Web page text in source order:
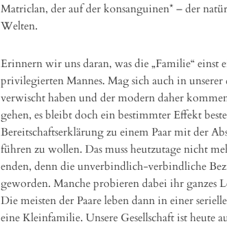
Matriclan, der auf der konsanguinen* – der
Welten.
Erinnern wir uns daran, was die „Familie“ einst
privilegierten Mannes. Mag sich auch in
verwischt haben und der modern daher
gehen, es bleibt doch ein bestimmter Effekt
Bereitschaftserklärung zu einem Paar mit der
führen zu wollen. Das muss heutzutage nicht
enden, denn die unverbindlich-verbindliche
geworden. Manche probieren dabei ihr ganzes
Die meisten der Paare leben dann in einer
eine Kleinfamilie. Unsere Gesellschaft ist heute